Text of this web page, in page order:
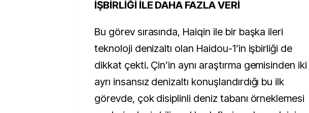
İŞBİRLİĞİ İLE DAHA FAZLA VERİ
Bu görev sırasında, Haiqin ile bir başka ileri
teknoloji denizaltı olan Haidou-1’in işbirliği de
dikkat çekti. Çin’in aynı araştırma gemisinden iki
ayrı insansız denizaltı konuşlandırdığı bu ilk
görevde, çok disiplinli deniz tabanı örneklemesi